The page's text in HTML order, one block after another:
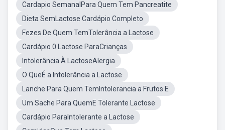
Cardapio SemanalPara Quem Tem Pancreatite
Dieta SemLactose Cardápio Completo
Fezes De Quem TemTolerância a Lactose
Cardápio 0 Lactose ParaCrianças
Intolerância À LactoseAlergia
O QueÉ a Intolerância a Lactose
Lanche Para Quem TemIntolerancia a Frutos E
Um Sache Para QuemE Tolerante Lactose
Cardápio ParaIntolerante a Lactose